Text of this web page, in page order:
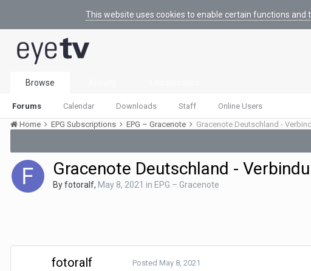
This website uses cookies to enable certain functions and
Browse
Forums Calendar Downloads Staff Online Users
Home EPG Subscriptions EPG – Gracenote
Gracenote Deutschland -
Gracenote Deutschland -
Byfotoralf, May 8, 2021 in EPG – Gracenote
fotoralf Posted May 8, 2021